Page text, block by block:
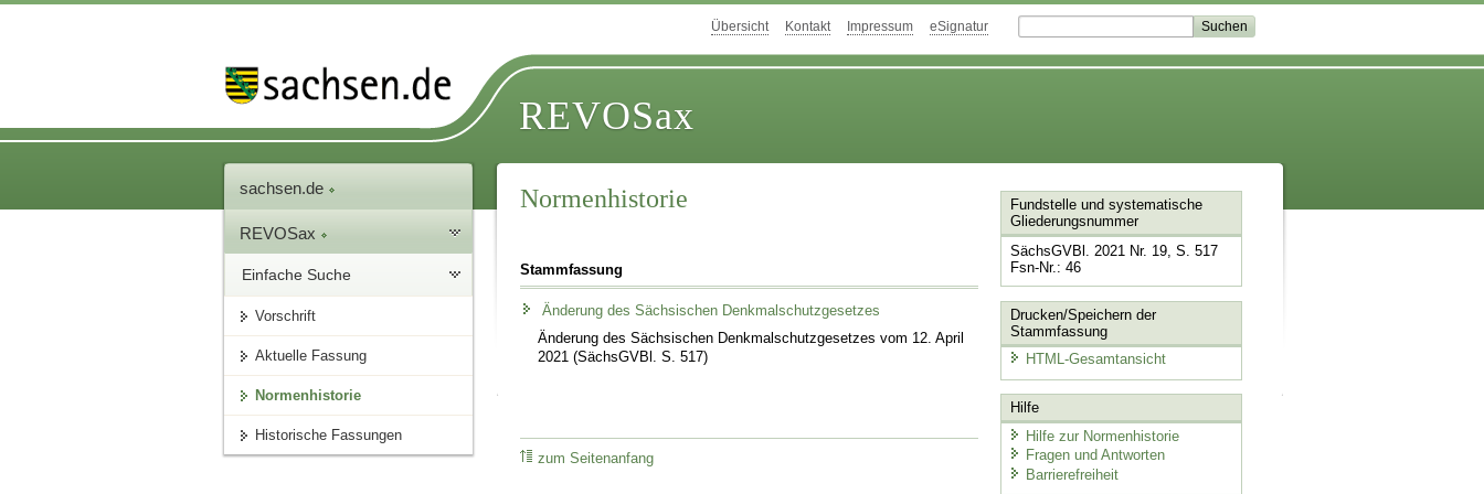
Übersicht Kontakt Impressum eSignatur
REVOSax
sachsen.de
REVOSax
Einfache Suche
Vorschrift
Aktuelle Fassung
Normenhistorie
Historische Fassungen
Normenhistorie
Stammfassung
Änderung des Sächsischen Denkmalschutzgesetzes
Änderung des Sächsischen Denkmalschutzgesetzes vom 12. April
2021 (SächsGVBl. S. 517)
zum Seitenanfang
Fundstelle und systematische
Gliederungsnummer
SächsGVBl. 2021 Nr. 19, S. 517
Fsn-Nr.: 46
Drucken/Speichern der
Stammfassung
HTML-Gesamtansicht
Hilfe
Hilfe zur Normenhistorie
Fragen und Antworten
Barrierefreiheit